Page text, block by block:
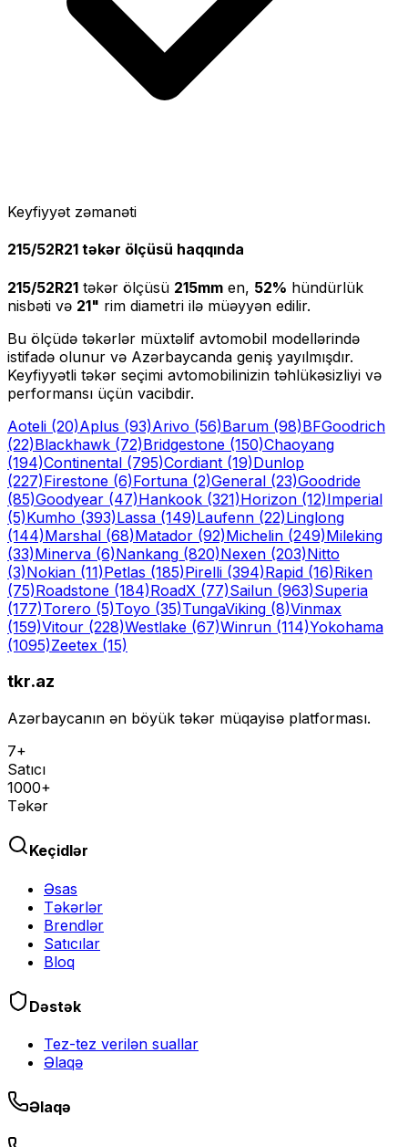
Keyfiyyət zəmanəti
215/52R21 təkər ölçüsü haqqında
215/52R21 təkər ölçüsü 215mm en, 52% hündürlük
nisbəti və 21" rim diametri ilə müəyyən edilir.
Bu ölçüdə təkərlər müxtəlif avtomobil modellərində
istifadə olunur və Azərbaycanda geniş yayılmışdır.
Keyfiyyətli təkər seçimi avtomobilinizin təhlükəsizliyi və
performansı üçün vacibdir.
Aoteli (20)Aplus (93)Arivo (56)Barum (98)BFGoodrich
(22)Blackhawk (72)Bridgestone (150)Chaoyang
(194)Continental (795)Cordiant (19)Dunlop
(227)Firestone (6)Fortuna (2)General (23)Goodride
(85)Goodyear (47)Hankook (321)Horizon (12)Imperial
(5)Kumho (393)Lassa (149)Laufenn (22)Linglong
(144)Marshal (68)Matador (92)Michelin (249)Mileking
(33)Minerva (6)Nankang (820)Nexen (203)Nitto
(3)Nokian (11)Petlas (185)Pirelli (394)Rapid (16)Riken
(75)Roadstone (184)RoadX (77)Sailun (963)Superia
(177)Torero (5)Toyo (35)TungaViking (8)Vinmax
(159)Vitour (228)Westlake (67)Winrun (114)Yokohama
(1095)Zeetex (15)
tkr.az
Azərbaycanın ən böyük təkər müqayisə platforması.
7+
Satıcı
1000+
Təkər
Keçidlər
Əsas
Təkərlər
Brendlər
Satıcılar
Bloq
Dəstək
Tez-tez verilən suallar
Əlaqə
Əlaqə